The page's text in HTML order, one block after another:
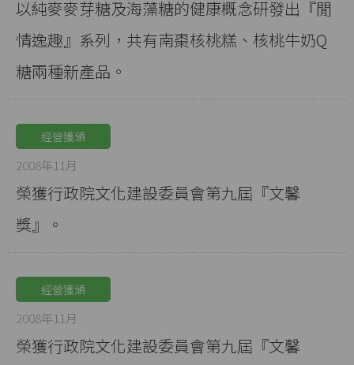
以純麥麥芽糖及海藻糖的健康概念研發出『閒
情逸趣』系列，共有南棗核桃糕、核桃牛奶Q
糖兩種新產品。
經營獲頒
2008年11月
榮獲行政院文化建設委員會第九屆『文馨
獎』。
經營獲頒
2008年11月
榮獲行政院文化建設委員會第九屆『文馨